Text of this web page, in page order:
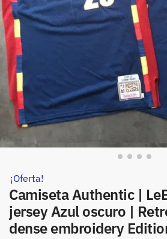
¡Oferta!
Camiseta Authentic |
jersey Azul oscuro |
dense embroidery